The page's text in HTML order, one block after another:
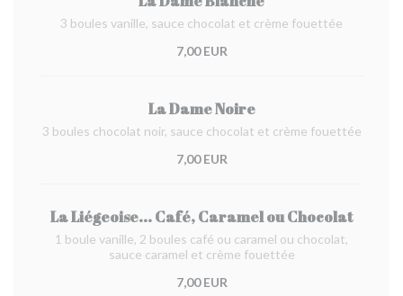
3 boules vanille, sauce chocolat et crème fouettée
7,00 EUR
La Dame Noire
3 boules chocolat noir, sauce chocolat et crème fouettée
7,00 EUR
La Liégeoise... Café, Caramel ou Chocolat
1 boule vanille, 2 boules café ou caramel ou chocolat,
sauce caramel et crème fouettée
7,00 EUR